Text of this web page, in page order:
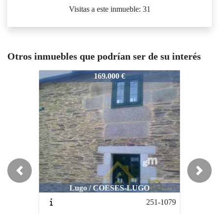
Visitas a este inmueble: 31
Otros inmuebles que podrían ser de su interés
K2929
169.000 €
Lugo / COESES-LUGO
1254-K2929 75.000 €
Lugo / TÚNEL ROMANO DE
MONTEFURADO
724-2426
Previous Next